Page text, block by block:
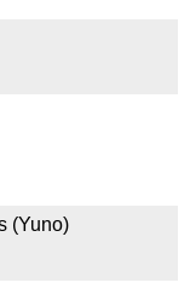
(Yuno)